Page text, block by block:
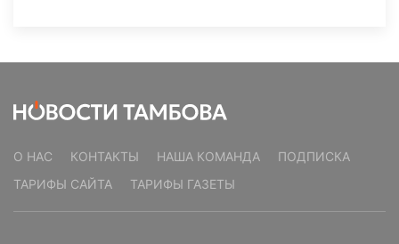
О НАС КОНТАКТЫ НАША КОМАНДА
ПОДПИСКА
ТАРИФЫ САЙТА
ТАРИФЫ ГАЗЕТЫ